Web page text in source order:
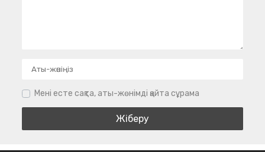
Мені есте сақта, аты-жөнімді қайта сұрама